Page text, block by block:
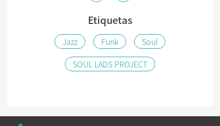
Etiquetas
Jazz Funk
Soul
SOUL LADS PROJECT